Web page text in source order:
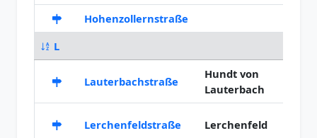
Hohenzollernstraße
L
Lauterbachstraße
Hundt von
Lauterbach
Lerchenfeldstraße Lerchenfeld